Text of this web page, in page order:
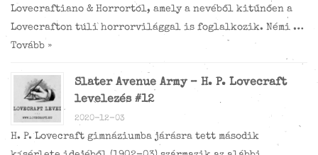
Lovecraftiano & Horrortól, amely a nevéből kitűnően a
Lovecrafton túli horrorvilággal is foglalkozik. Némi …
Tovább »
Slater Avenue Army – H. P. Lovecraft
levelezés #12
2020-12-03
H. P. Lovecraft gimnáziumba járásra tett második